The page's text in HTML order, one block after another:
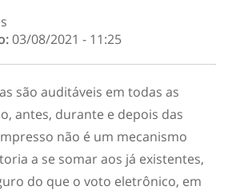
03/08/2021 - 11:25
são auditáveis em todas as
antes, durante e depois das
não é um mecanismo
a se somar aos já existentes,
do que o voto eletrônico, em